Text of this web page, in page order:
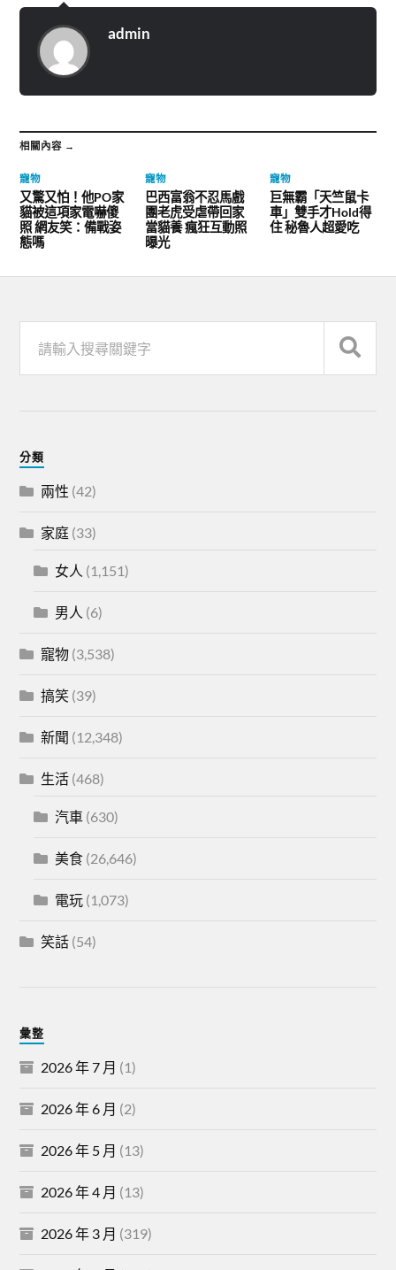
admin
相關內容 →
寵物
又驚又怕！他PO家
貓被這項家電嚇傻
照 網友笑：備戰姿
態嗎
寵物
巴西富翁不忍馬戲
團老虎受虐帶回家
當貓養 瘋狂互動照
曝光
寵物
巨無霸「天竺鼠卡
車」雙手才Hold得
住 秘魯人超愛吃
分類
兩性 (42)
家庭 (33)
女人 (1,151)
男人 (6)
寵物 (3,538)
搞笑 (39)
新聞 (12,348)
生活 (468)
汽車 (630)
美食 (26,646)
電玩 (1,073)
笑話 (54)
彙整
2026 年 7 月 (1)
2026 年 6 月 (2)
2026 年 5 月 (13)
2026 年 4 月 (13)
2026 年 3 月 (319)